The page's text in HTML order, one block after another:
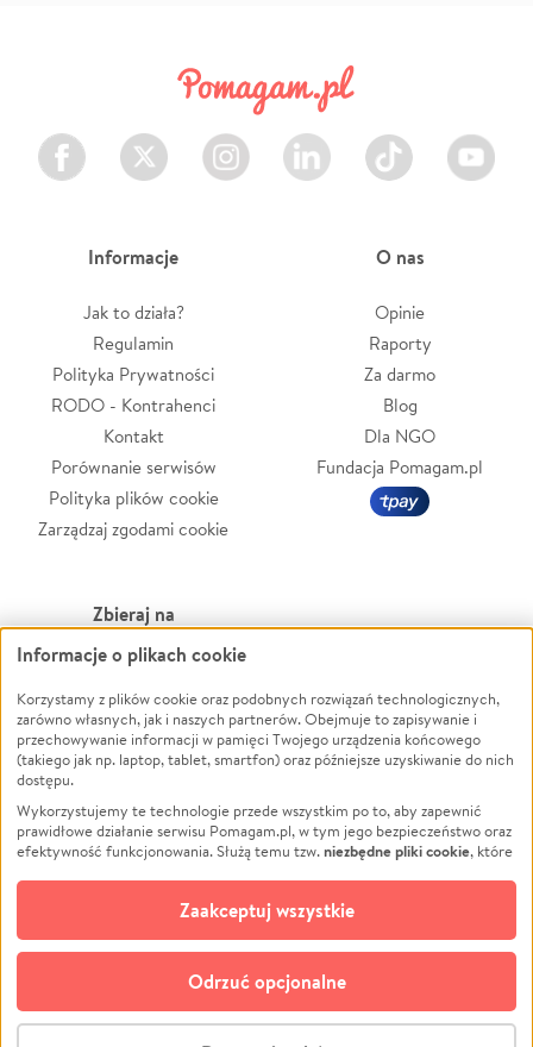
Facebook Twitter Instagram LinkedIn TikTok Youtube
Informacje
Jak to działa?
Regulamin
Polityka Prywatności
RODO - Kontrahenci
Kontakt
Porównanie serwisów
Polityka plików cookie
Zarządzaj zgodami cookie
O nas
Opinie
Raporty
Za darmo
Blog
Dla NGO
Fundacja Pomagam.pl
Zbieraj na
Leczenie
Zwierzęta
Pożar
Ukraina
Pomoc Finansowa
Projekty
Pogrzeb
Społeczność lokalna
Kultura
Powódź
Wichura
NGO
Edukacja
Podróż
Impreza
Ochrona środowiska
Biznes
© CROWDING SP. Z O.O.
Informacje o plikach cookie
Korzystamy z plików cookie oraz podobnych rozwiązań technologicznych,
zarówno własnych, jak i naszych partnerów. Obejmuje to zapisywanie i
przechowywanie informacji w pamięci Twojego urządzenia końcowego
(takiego jak np. laptop, tablet, smartfon) oraz późniejsze uzyskiwanie do nich
dostępu.
Wykorzystujemy te technologie przede wszystkim po to, aby zapewnić
prawidłowe działanie serwisu Pomagam.pl, w tym jego bezpieczeństwo oraz
efektywność funkcjonowania. Służą temu tzw.niezbędne pliki cookie, które
opcjonalnych plików cookie
technologii do celów analitycznych i retargetingowych. Możesz wyrazić
zgodę na ich stosowanie lub jej odmówić. W dowolnym momencie masz
możliwość zmiany swoich preferencji na stronie „Zarządzaj zgodami cookie”,
do której link znajdziesz w stopce serwisu Pomagam.pl. Opcjonalne pliki
cookie wykorzystywane są w następujących celach:
Odrzuć opcjonalne
Zaakceptuj wszystkie